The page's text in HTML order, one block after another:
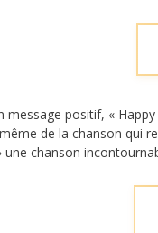
positif, «
de la chanson qui
chanson